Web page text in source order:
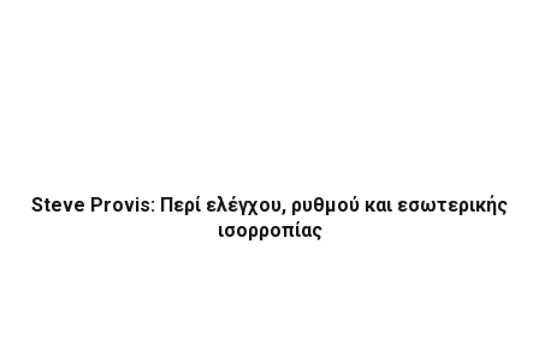
Steve Provis: Περί ελέγχου, ρυθμού και εσωτερικής
ισορροπίας